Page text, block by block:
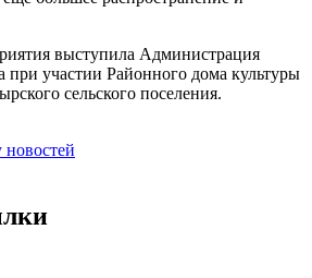
выступила Администрация
при участии Районного дома культуры
сельского поселения.